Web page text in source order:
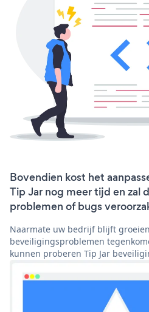
Bovendien kost het
Tip Jar nog meer tijd en zal
problemen of bugs
Naarmate uw bedrijf blijft
beveiligingsproblemen
kunnen proberen Tip Jar